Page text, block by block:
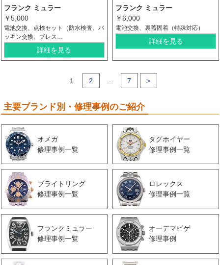
フランク ミュラー
￥5,000
電池交換、点検セット（防水検査、パ
ッキン交換、ブレス…
詳細を見る
フランク ミュラー
￥6,000
電池交換、裏蓋固着（特殊対応）
詳細を見る
1 2 7 >
主要ブランド別・修理事例のご紹介
オメガ
修理事例一覧
タグホイヤー
修理事例一覧
ブライトリング
修理事例一覧
ロレックス
修理事例一覧
フランクミュラー
修理事例一覧
オーデマピゲ
修理事例